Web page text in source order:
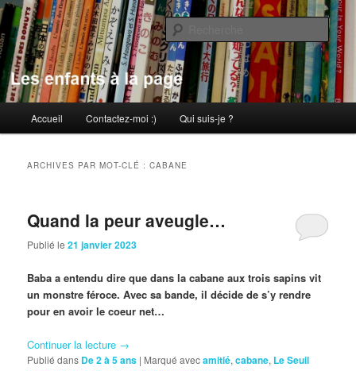
Aller
au
contenu
principal
Aller
au
contenu
secondaireLes enfants à la page
principal
Accueil Contactez-moi :) Qui suis-je ?
ARCHIVES PAR MOT-CLÉ :CABANE
Quand la peur aveugle…
Publié le21 janvier 2023
Baba a entendu dire que dans la cabane aux trois sapins vit
un monstre féroce. Avec sa bande, il décide de s’y rendre
pour en avoir le coeur net…
Continuer la lecture →
Publié dans De 2 à 5 ans | Marqué avecamitié,cabane, Le Seuil